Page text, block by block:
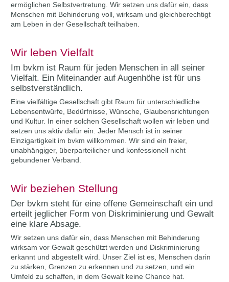
ermöglichen Selbstvertretung. Wir setzen uns dafür ein, dass
Menschen mit Behinderung voll, wirksam und gleichberechtigt
am Leben in der Gesellschaft teilhaben.
Wir leben Vielfalt
Im bvkm ist Raum für jeden Menschen in all seiner
Vielfalt. Ein Miteinander auf Augenhöhe ist für uns
selbstverständlich.
Eine vielfältige Gesellschaft gibt Raum für unterschiedliche
Lebensentwürfe, Bedürfnisse, Wünsche, Glaubensrichtungen
und Kultur. In einer solchen Gesellschaft wollen wir leben und
setzen uns aktiv dafür ein. Jeder Mensch ist in seiner
Einzigartigkeit im bvkm willkommen. Wir sind ein freier,
unabhängiger, überparteilicher und konfessionell nicht
gebundener Verband.
Wir beziehen Stellung
Der bvkm steht für eine offene Gemeinschaft ein und
erteilt jeglicher Form von Diskriminierung und Gewalt
eine klare Absage.
Wir setzen uns dafür ein, dass Menschen mit Behinderung
wirksam vor Gewalt geschützt werden und Diskriminierung
erkannt und abgestellt wird. Unser Ziel ist es, Menschen darin
zu stärken, Grenzen zu erkennen und zu setzen, und ein
Umfeld zu schaffen, in dem Gewalt keine Chance hat.